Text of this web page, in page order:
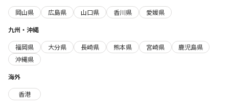
岡山県
広島県 山口県 香川県
愛媛県
九州・沖縄
福岡県
大分県 長崎県 熊本県 宮崎県
鹿児島県
沖縄県
海外
香港